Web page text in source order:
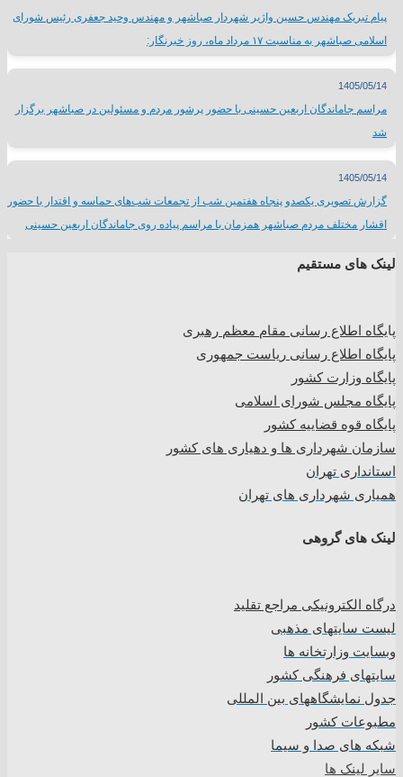
پیام تبریک مهندس حسین واژیر شهردار صباشهر و مهندس وحید جعفری رئیس شورای
اسلامی صباشهر به مناسبت ۱۷ مرداد ماه، روز خبرنگار:
1405/05/14
مراسم جاماندگان اربعین حسینی با حضور پرشور مردم و مسئولین در صباشهر برگزار
شد
1405/05/14
گزارش تصویری یکصدو پنجاه هفتمین شب از تجمعات شب‌های حماسه و اقتدار با حضور
اقشار مختلف مردم صباشهر همزمان با مراسم پیاده روی جاماندگان اربعین حسینی
لینک های مستقیم
پایگاه اطلاع رسانی مقام معظم رهبری
پایگاه اطلاع رسانی ریاست جمهوری
پایگاه وزارت کشور
پایگاه مجلس شورای اسلامی
پایگاه قوه قضاییه کشور
سازمان شهرداری ها و دهیاری های کشور
استانداری تهران
همیاری شهرداری های تهران
لینک های گروهی
درگاه الکترونیکی مراجع تقلید
لیست سایتهای مذهبی
وبسایت وزارتخانه ها
سایتهای فرهنگی کشور
جدول نمایشگاههای بین المللی
مطبوعات کشور
شبکه های صدا و سیما
سایر لینک ها